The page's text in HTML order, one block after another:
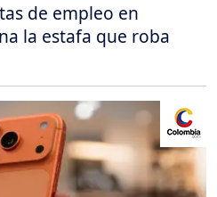
de empleo en
la estafa que roba